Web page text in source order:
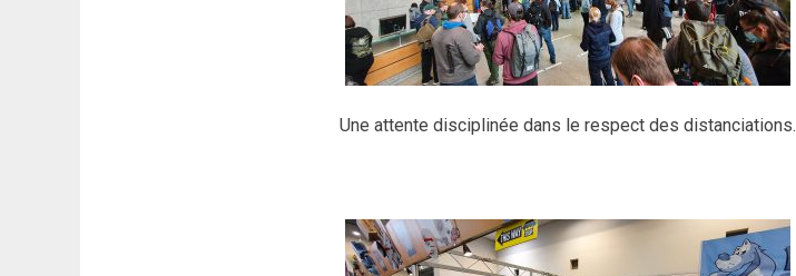
Une attente disciplinée dans le respect des distanciations.